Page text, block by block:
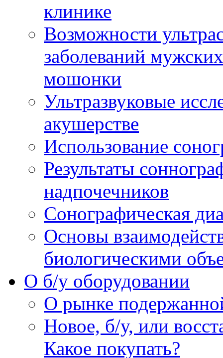
клинике
Возможности
заболеваний
мошонки
Ультразвуковые
акушерстве
Использование
Результаты
надпочечников
Сонографическая
Основы
биологическими
O б/у оборудовании
О рынке
Новое, б/у, или
Какое покупать?